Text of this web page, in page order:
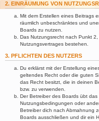
2. EINRÄUMUNG VON
Mit dem Erstellen eines Beitrags
räumlich unbeschränktes und
Boards zu nutzen.
Das Nutzungsrecht nach Punkt
Nutzungsvertrages bestehen.
3. PFLICHTEN DES NUTZERS
Du erklärst mit der Erstellung
geltendes Recht oder die guten
das Recht besitzt, die in deinen
bzw. zu verwenden.
Der Betreiber des Boards übt
Nutzungsbedingungen oder
Betreiber dich nach Abmahnung
Boards ausschließen und dir ein